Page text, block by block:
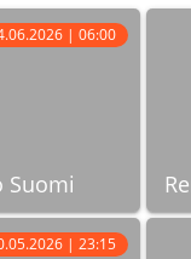
Suomi
| 06:00
| 23:15